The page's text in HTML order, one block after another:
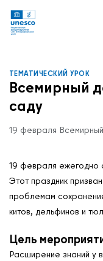
ТЕМАТИЧЕСКИЙ УРОК
Всемирный
саду
19 февраля
19 февраля ежегодно
Этот праздник
проблемам
китов, дельфинов и
Цель
Расширение знаний у
Ссылки
УВЕДОМЛЕНИЕ
Список пуст